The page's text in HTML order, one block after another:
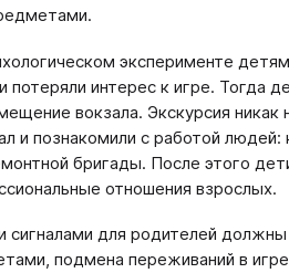
эксперименте
потеряли интерес к игре. Тогда
вокзала. Экскурсия
и познакомили с работой людей:
бригады. После этого
отношения взрослых.
для родителей должны
подмена переживаний в